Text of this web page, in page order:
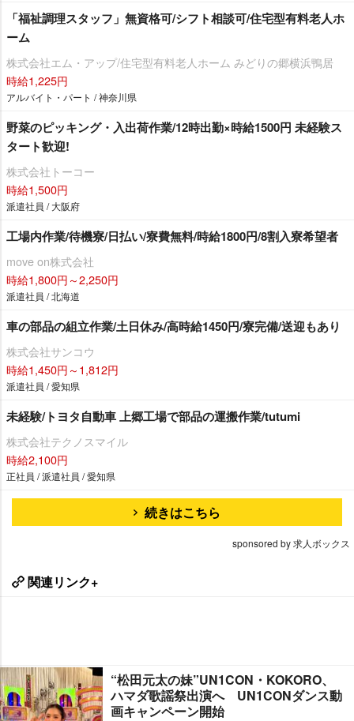
「福祉調理スタッフ」無資格可/シフト相談可/住宅型有料老人ホ
ーム
株式会社エム・アップ/住宅型有料老人ホーム みどりの郷横浜鴨居
時給1,225円
アルバイト・パート / 神奈川県
野菜のピッキング・入出荷作業/12時出勤×時給1500円 未経験ス
タート歓迎!
株式会社トーコー
時給1,500円
派遣社員 / 大阪府
工場内作業/待機寮/日払い/寮費無料/時給1800円/8割入寮希望者
move on株式会社
時給1,800円～2,250円
派遣社員 / 北海道
車の部品の組立作業/土日休み/高時給1450円/寮完備/送迎もあり
株式会社サンコウ
時給1,450円～1,812円
派遣社員 / 愛知県
未経験/トヨタ自動車 上郷工場で部品の運搬作業/tutumi
株式会社テクノスマイル
時給2,100円
正社員 / 派遣社員 / 愛知県
続きはこちら
sponsored by 求人ボックス
関連リンク+
“松田元太の妹”UN1CON・KOKORO、
ハマダ歌謡祭出演へ UN1CONダンス動
画キャンペーン開始